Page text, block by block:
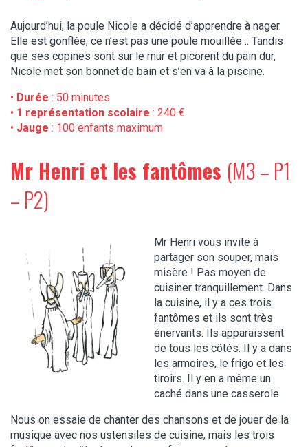
Aujourd’hui, la poule Nicole a décidé d’apprendre à nager.
Elle est gonflée, ce n’est pas une poule mouillée… Tandis
que ses copines sont sur le mur et picorent du pain dur,
Nicole met son bonnet de bain et s’en va à la piscine.
• Durée : 50 minutes
• 1 représentation scolaire : 240 €
• Jauge : 100 enfants maximum
Mr Henri et les fantômes (M3 – P1
– P2)
Mr Henri vous invite à
partager son souper, mais
misère ! Pas moyen de
cuisiner tranquillement. Dans
la cuisine, il y a ces trois
fantômes et ils sont très
énervants. Ils apparaissent
de tous les côtés. Il y a dans
les armoires, le frigo et les
tiroirs. Il y en a même un
caché dans une casserole.
Nous on essaie de chanter des chansons et de jouer de la
musique avec nos ustensiles de cuisine, mais les trois